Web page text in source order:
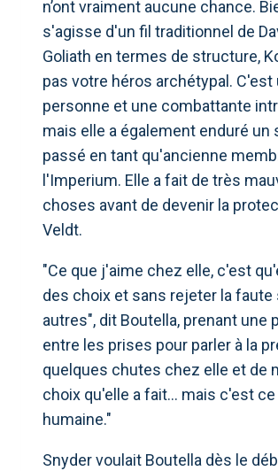
n’ont vraiment aucune chance.
s'agisse d'un fil traditionnel de
Goliath en termes de structure,
pas votre héros archétypal. C'est
personne et une combattante
mais elle a également enduré un
passé en tant qu'ancienne
l'Imperium. Elle a fait de très
choses avant de devenir la
Veldt.
"Ce que j'aime chez elle, c'est
des choix et sans rejeter la faute
autres", dit Boutella, prenant une
entre les prises pour parler à la
quelques chutes chez elle et de
choix qu'elle a fait... mais c'est ce
humaine."
Snyder voulait Boutella dès le